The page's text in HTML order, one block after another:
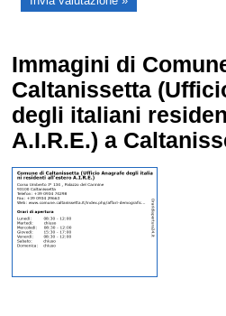
Immagini di
Caltanissetta
degli italiani
A.I.R.E.) a